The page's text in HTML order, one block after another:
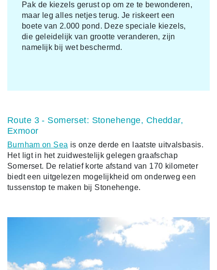
Pak de kiezels gerust op om ze te bewonderen,
maar leg alles netjes terug. Je riskeert een
boete van 2.000 pond. Deze speciale kiezels,
die geleidelijk van grootte veranderen, zijn
namelijk bij wet beschermd.
Route 3 - Somerset: Stonehenge, Cheddar,
Exmoor
Burnham on Sea is onze derde en laatste uitvalsbasis.
Het ligt in het zuidwestelijk gelegen graafschap
Somerset. De relatief korte afstand van 170 kilometer
biedt een uitgelezen mogelijkheid om onderweg een
tussenstop te maken bij Stonehenge.